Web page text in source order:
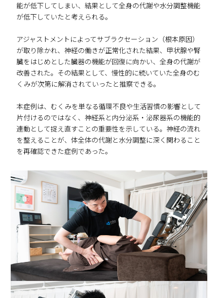
能が低下してしまい、結果として全身の代謝や水分調整機能
が低下していたと考えられる。
アジャストメントによってサブラクセーション（根本原因）
が取り除かれ、神経の働きが正常化された結果、甲状腺や腎
臓をはじめとした臓器の機能が回復に向かい、全身の代謝が
改善された。その結果として、慢性的に続いていた全身のむ
くみが次第に解消されていったと推察できる。
本症例は、むくみを単なる循環不良や生活習慣の影響として
片付けるのではなく、神経系と内分泌系・泌尿器系の機能的
連動として捉え直すことの重要性を示している。神経の流れ
を整えることが、体全体の代謝と水分調整に深く関わること
を再確認できた症例であった。